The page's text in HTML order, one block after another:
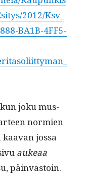
2012/Ksv_
BA1B-4FF5-
joku mus­
normien
jos­sa
aukeaa
päinvastoin.